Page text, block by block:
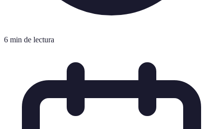
6 min de lectura